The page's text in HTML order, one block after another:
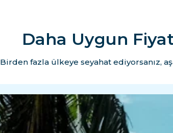
Daha Uygun
Birden fazla ülkeye seyahat ediyorsanız,